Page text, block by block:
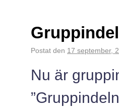
Postat den 17 september,
Nu är